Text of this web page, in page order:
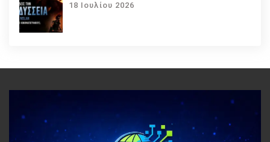
18 Ιουλίου 2026